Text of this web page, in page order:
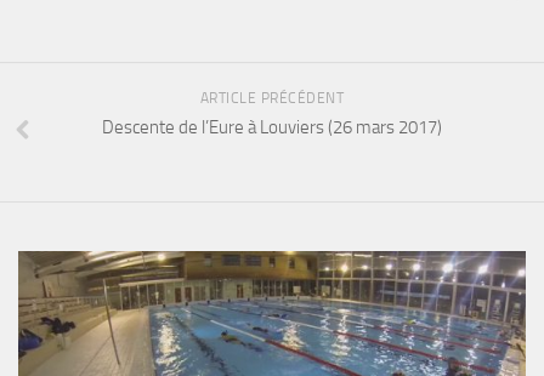
Sorties 2019
Sorties 2018
sorties 2017
ARTICLE PRÉCÉDENT
Descente de l’Eure à Louviers (26 mars 2017)